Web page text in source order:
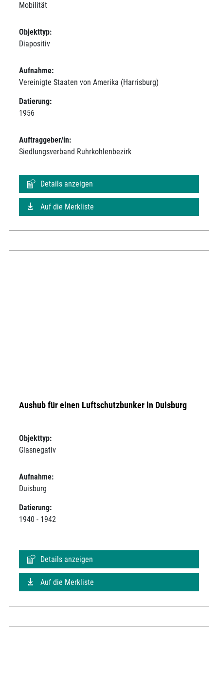
Mobilität
Objekttyp:
Diapositiv
Aufnahme:
Vereinigte Staaten von Amerika (Harrisburg)
Datierung:
1956
Auftraggeber/in:
Siedlungsverband Ruhrkohlenbezirk
Details anzeigen
Auf die Merkliste
Aushub für einen Luftschutzbunker in Duisburg
Objekttyp:
Glasnegativ
Aufnahme:
Duisburg
Datierung:
1940 - 1942
Details anzeigen
Auf die Merkliste